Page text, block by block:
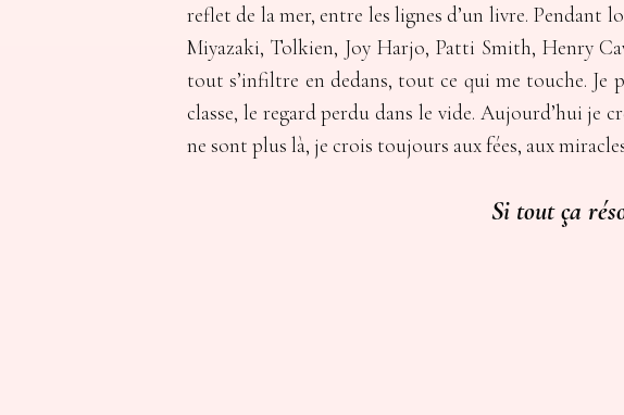
reflet de la mer, entre les lignes d’un livre. Pendant
Miyazaki, Tolkien, Joy Harjo, Patti Smith, Henry
tout s’infiltre en dedans, tout ce qui me touche. Je
classe, le regard perdu dans le vide. Aujourd’hui je
ne sont plus là, je crois toujours aux fées, aux
Si tout ça